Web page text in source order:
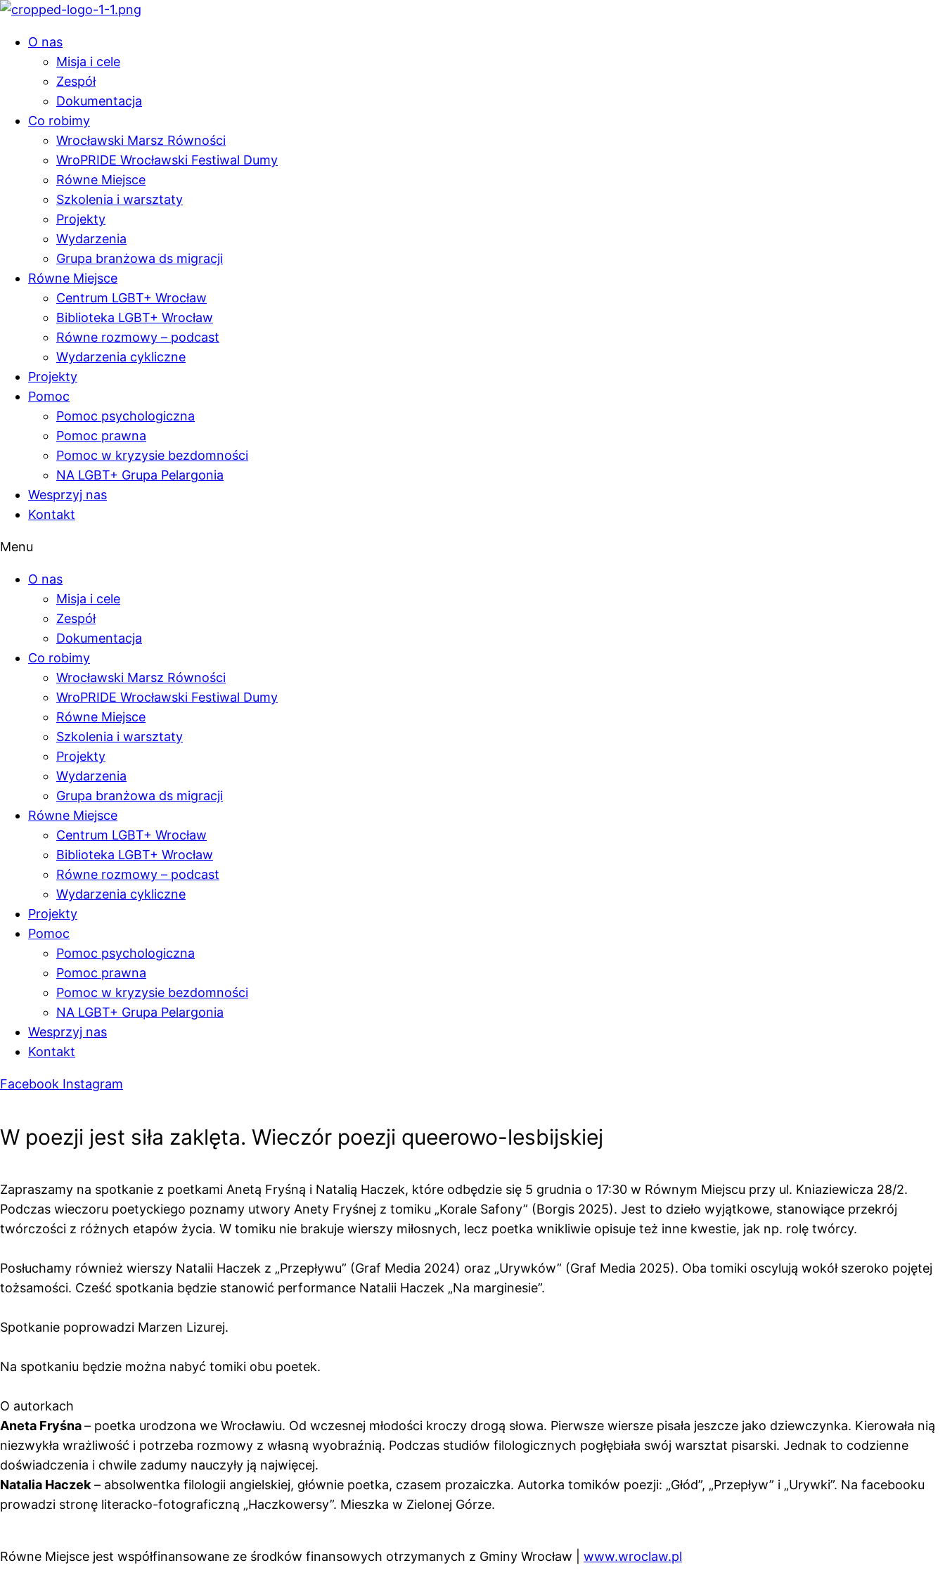
O nas
Misja i cele
Zespół
Dokumentacja
Co robimy
Wrocławski Marsz Równości
WroPRIDE Wrocławski Festiwal Dumy
Równe Miejsce
Szkolenia i warsztaty
Projekty
Wydarzenia
Grupa branżowa ds migracji
Równe Miejsce
Centrum LGBT+ Wrocław
Biblioteka LGBT+ Wrocław
Równe rozmowy – podcast
Wydarzenia cykliczne
Projekty
Pomoc
Pomoc psychologiczna
Pomoc prawna
Pomoc w kryzysie bezdomności
NA LGBT+ Grupa Pelargonia
Wesprzyj nas
Kontakt
Menu
O nas
Misja i cele
Zespół
Dokumentacja
Co robimy
Wrocławski Marsz Równości
WroPRIDE Wrocławski Festiwal Dumy
Równe Miejsce
Szkolenia i warsztaty
Projekty
Wydarzenia
Grupa branżowa ds migracji
Równe Miejsce
Centrum LGBT+ Wrocław
Biblioteka LGBT+ Wrocław
Równe rozmowy – podcast
Wydarzenia cykliczne
Projekty
Pomoc
Pomoc psychologiczna
Pomoc prawna
Pomoc w kryzysie bezdomności
NA LGBT+ Grupa Pelargonia
Wesprzyj nas
Kontakt
Facebook Instagram
W poezji jest siła zaklęta. Wieczór poezji queerowo-lesbijskiej
Zapraszamy na spotkanie z poetkami Anetą Fryśną i Natalią Haczek, które odbędzie się 5 grudnia o 17:30 w Równym Miejscu przy ul. Kniaziewicza 28/2.
Podczas wieczoru poetyckiego poznamy utwory Anety Fryśnej z tomiku „Korale Safony” (Borgis 2025). Jest to dzieło wyjątkowe, stanowiące przekrój
twórczości z różnych etapów życia. W tomiku nie brakuje wierszy miłosnych, lecz poetka wnikliwie opisuje też inne kwestie, jak np. rolę twórcy.
Posłuchamy również wierszy Natalii Haczek z „Przepływu” (Graf Media 2024) oraz „Urywków” (Graf Media 2025). Oba tomiki oscylują wokół szeroko pojętej
tożsamości. Cześć spotkania będzie stanowić performance Natalii Haczek „Na marginesie”.
Spotkanie poprowadzi Marzen Lizurej.
Na spotkaniu będzie można nabyć tomiki obu poetek.
O autorkach
Aneta Fryśna– poetka urodzona we Wrocławiu. Od wczesnej młodości kroczy drogą słowa. Pierwsze wiersze pisała jeszcze jako dziewczynka. Kierowała nią
niezwykła wrażliwość i potrzeba rozmowy z własną wyobraźnią. Podczas studiów filologicznych pogłębiała swój warsztat pisarski. Jednak to codzienne
doświadczenia i chwile zadumy nauczyły ją najwięcej.
Natalia Haczek – absolwentka filologii angielskiej, głównie poetka, czasem prozaiczka. Autorka tomików poezji: „Głód”, „Przepływ” i „Urywki”. Na facebooku
prowadzi stronę literacko-fotograficzną „Haczkowersy”. Mieszka w Zielonej Górze.
Równe Miejsce jest współfinansowane ze środków finansowych otrzymanych z Gminy Wrocław | www.wroclaw.pl